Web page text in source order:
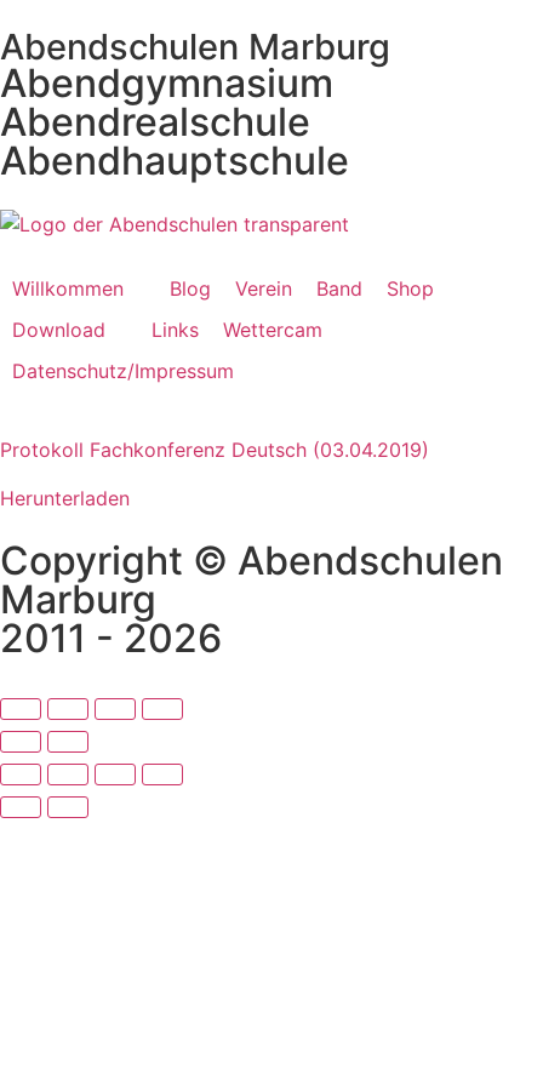
Abendschulen Marburg
Abendgymnasium
Abendrealschule
Abendhauptschule
Willkommen Blog Verein Band
Shop
Download
Links
Wettercam
Datenschutz/Impressum
Protokoll Fachkonferenz Deutsch (03.04.2019)
Herunterladen
Copyright © Abendschulen
Marburg
2011 - 2026